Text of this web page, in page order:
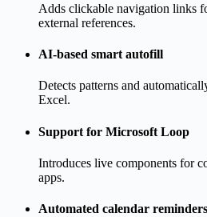
Adds clickable navigation links
external references.
AI-based smart autofill
Detects patterns and
Excel.
Support for Microsoft Loop
Introduces live components for
apps.
Automated calendar reminders